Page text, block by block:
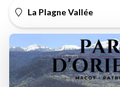
La Plagne Vallée